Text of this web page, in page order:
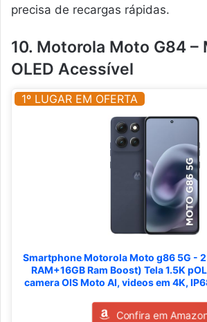
precisa de recargas rápidas.
10. Motorola Moto G84 –
OLED Acessível
1º LUGAR EM OFERTA
Smartphone Motorola Moto g86 5G -
RAM+16GB Ram Boost) Tela 1.5K
camera OIS Moto AI, videos em 4K,
Confira em